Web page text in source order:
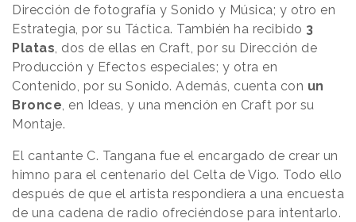
Dirección de fotografía y Sonido y Música; y otro en
Estrategia, por su Táctica. También ha recibido 3
Platas, dos de ellas en Craft, por su Dirección de
Producción y Efectos especiales; y otra en
Contenido, por su Sonido. Además, cuenta con un
Bronce, en Ideas, y una mención en Craft por su
Montaje.
El cantante C. Tangana fue el encargado de crear un
himno para el centenario del Celta de Vigo. Todo ello
después de que el artista respondiera a una encuesta
de una cadena de radio ofreciéndose para intentarlo.